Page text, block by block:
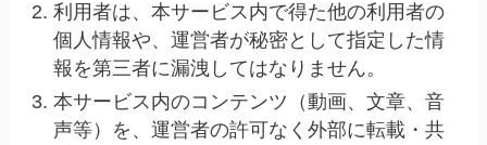
利用者は、本サービス内で得た他の利用者の
個人情報や、運営者が秘密として指定した情
報を第三者に漏洩してはなりません。
本サービス内のコンテンツ（動画、文章、音
声等）を、運営者の許可なく外部に転載・共